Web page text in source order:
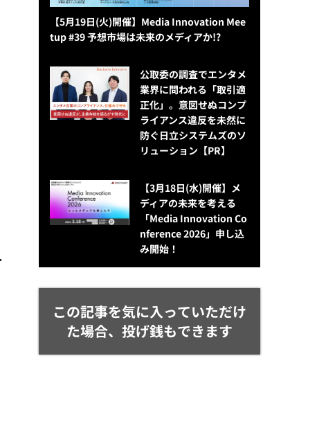
【5月19日(火)開催】Media Innovation Mee
tup #39 予想市場は未来のメディアか!?
公​​取委の調査でエンタメ
業界に問われる「取引適
正化」。意図せぬコンプ
ライアンス違反を未然に
防ぐ日立システムズのソ
リューション​【PR】
【3月18日(水)開催】メ
ディアの未来を考える
「Media Innovation Co
nference 2026」申し込
み開始！
この記事を気に入っていただけ
た場合、投げ銭もできます